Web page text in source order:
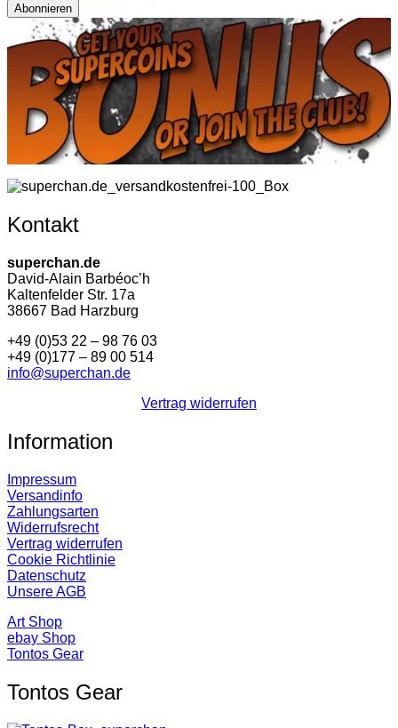
Kontakt
superchan.de
David-Alain Barbéoc’h
Kaltenfelder Str. 17a
38667 Bad Harzburg
+49 (0)53 22 – 98 76 03
+49 (0)177 – 89 00 514
info@superchan.de
Vertrag widerrufen
Information
Impressum
Versandinfo
Zahlungsarten
Widerrufsrecht
Vertrag widerrufen
Cookie Richtlinie
Datenschutz
Unsere AGB
Art Shop
ebay Shop
Tontos Gear
Tontos Gear